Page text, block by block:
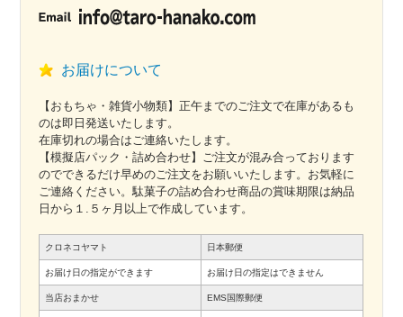
お届けについて
【おもちゃ・雑貨小物類】正午までのご注文で在庫があるも
のは即日発送いたします。
在庫切れの場合はご連絡いたします。
【模擬店パック・詰め合わせ】ご注文が混み合っております
のでできるだけ早めのご注文をお願いいたします。お気軽に
ご連絡ください。駄菓子の詰め合わせ商品の賞味期限は納品
日から１.５ヶ月以上で作成しています。
クロネコヤマト 日本郵便
お届け日の指定ができます お届け日の指定はできません
当店おまかせ EMS国際郵便